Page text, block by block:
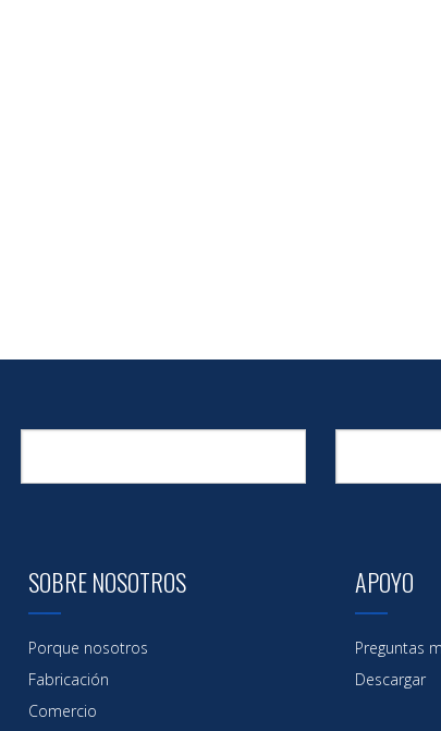
SOBRE NOSOTROS
Porque nosotros
Fabricación
Comercio
APOYO
Preguntas
Descargar